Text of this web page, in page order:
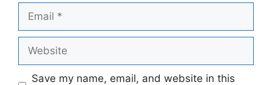
Save my name, email, and website in this